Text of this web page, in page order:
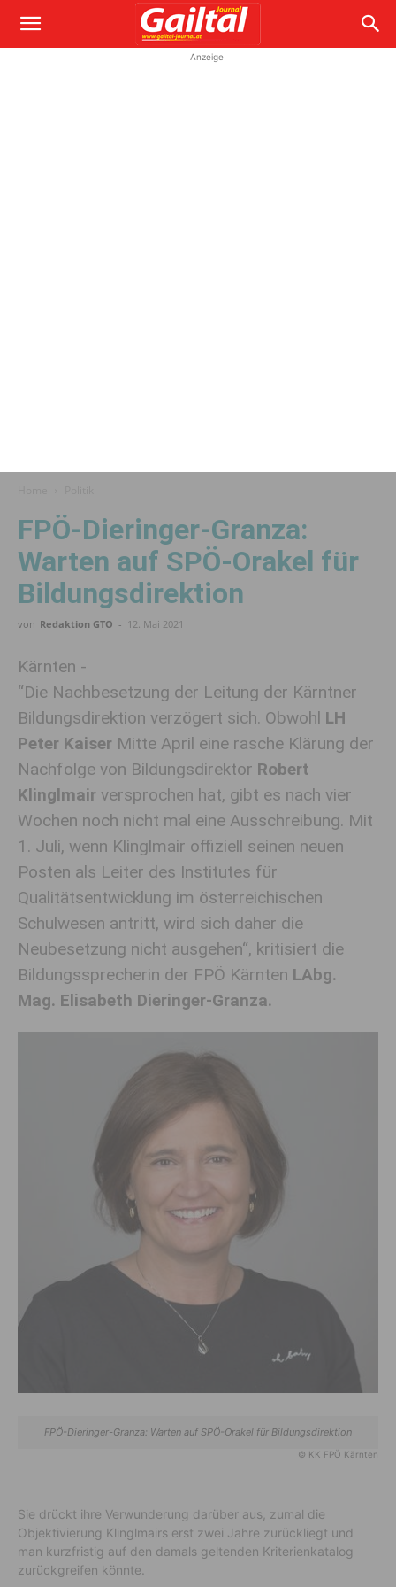
Anzeige
FPÖ-Dieringer-Granza:
Warten auf SPÖ-Orakel für
Bildungsdirektion
von Redaktion GTO - 12. Mai 2021
Kärnten -
“Die Nachbesetzung der Leitung der Kärntner
Bildungsdirektion verzögert sich. Obwohl LH
Peter Kaiser Mitte April eine rasche Klärung der
Nachfolge von Bildungsdirektor Robert
Klinglmair versprochen hat, gibt es nach vier
Wochen noch nicht mal eine Ausschreibung. Mit
1. Juli, wenn Klinglmair offiziell seinen neuen
Posten als Leiter des Institutes für
Qualitätsentwicklung im österreichischen
Schulwesen antritt, wird sich daher die
Neubesetzung nicht ausgehen“, kritisiert die
Bildungssprecherin der FPÖ Kärnten LAbg.
Mag. Elisabeth Dieringer-Granza.
FPÖ-Dieringer-Granza: Warten auf SPÖ-Orakel für Bildungsdirektion
© KK FPÖ Kärnten
Sie drückt ihre Verwunderung darüber aus, zumal die
Objektivierung Klinglmairs erst zwei Jahre zurückliegt und
man kurzfristig auf den damals geltenden Kriterienkatalog
zurückgreifen könnte.